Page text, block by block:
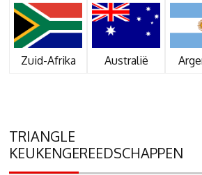
Zuid-Afrika Australië
TRIANGLE
KEUKENGEREEDSCHAPPEN